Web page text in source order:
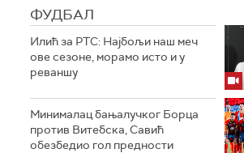
ФУДБАЛ
Илић за РТС: Најбољи наш меч
ове сезоне, морамо исто и у
реваншу
Минималац бањалучког Борца
против Витебска, Савић
обезбедио гол предности